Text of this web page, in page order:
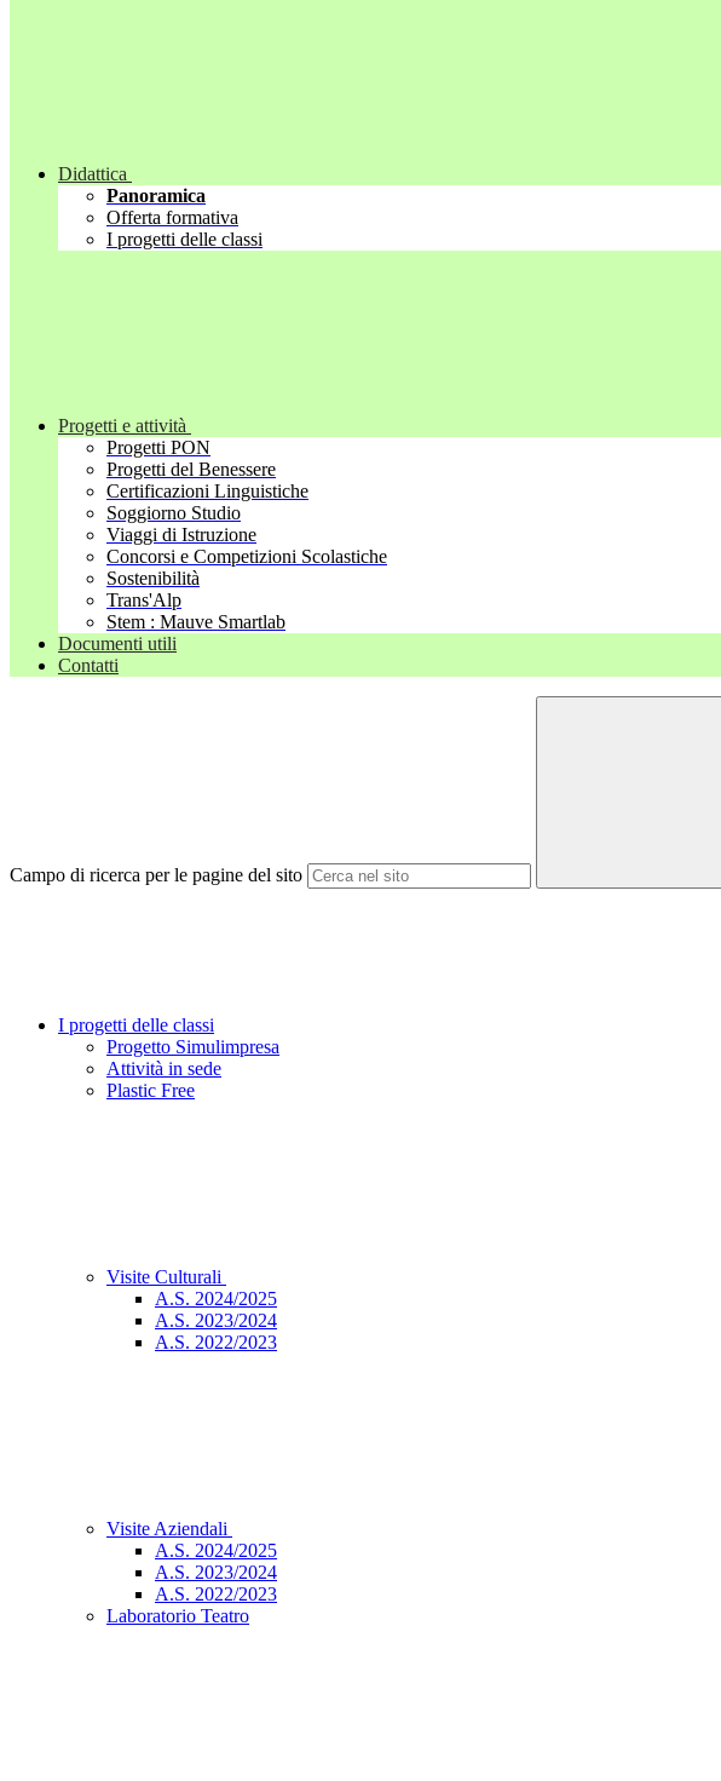
Didattica
Panoramica
Offerta formativa
I progetti delle classi
Progetti e attività
Progetti PON
Progetti del Benessere
Certificazioni Linguistiche
Soggiorno Studio
Viaggi di Istruzione
Concorsi e Competizioni Scolastiche
Sostenibilità
Trans'Alp
Stem : Mauve Smartlab
Documenti utili
Contatti
Campo di ricerca per le pagine del sito
I progetti delle classi
Progetto Simulimpresa
Attività in sede
Plastic Free
Visite Culturali
A.S. 2024/2025
A.S. 2023/2024
A.S. 2022/2023
Visite Aziendali
A.S. 2024/2025
A.S. 2023/2024
A.S. 2022/2023
Laboratorio Teatro